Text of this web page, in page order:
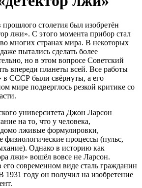
столетия был изобретён
лжи». С этого момента прибор стал
многих странах мира. В некоторых
пытались сделать более
но в этом вопросе Советский
впереди планеты всей. Все работы
в СССР были свёрнуты, а его
мире подверглось резкой критике со
университета Джон Ларсон
на то, что у человека,
лживые формулировки,
физиологические процессы (пульс,
Однако в историю как
лжи» вошёл вовсе не Ларсон.
современном виде сталь гражданин
году он получил на изобретение